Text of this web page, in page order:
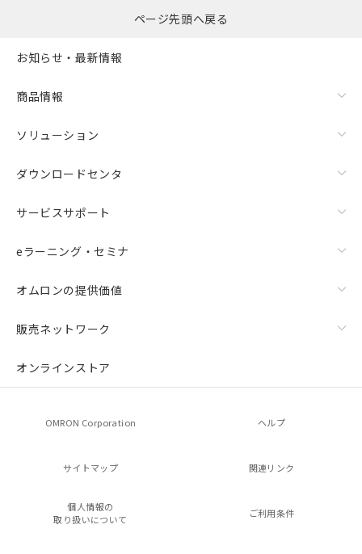
ページ先頭へ戻る
お知らせ・最新情報
商品情報
ソリューション
ダウンロードセンタ
サービスサポート
eラーニング・セミナ
オムロンの提供価値
販売ネットワーク
オンラインストア
OMRON Corporation ヘルプ
サイトマップ 関連リンク
個人情報の
取り扱いについて
ご利用条件